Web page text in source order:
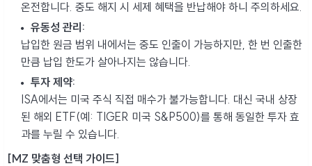
온전합니다. 중도 해지 시 세제 혜택을 반납해야 하니 주의하세요.
유동성 관리:
납입한 원금 범위 내에서는 중도 인출이 가능하지만, 한 번 인출한
만큼 납입 한도가 살아나지는 않습니다.
투자 제약:
ISA에서는 미국 주식 직접 매수가 불가능합니다. 대신 국내 상장
된 해외 ETF(예: TIGER 미국 S&P500)를 통해 동일한 투자 효
과를 누릴 수 있습니다.
[MZ 맞춤형 선택 가이드]